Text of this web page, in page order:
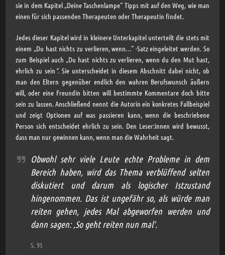
sie in dem Kapitel „Deine Taschenlampe“ Tipps mit auf den Weg, wie man
einen für sich passenden Therapeuten oder Therapeutin findet.
Jedes dieser Kapitel wird in kleinere Unterkapitel unterteilt die stets mit
einem „Du hast nichts zu verlieren, wenn…“ -Satz eingeleitet werden. So
zum Beispiel auch „Du hast nichts zu verlieren, wenn du den Mut hast,
ehrlich zu sein“. Sie unterscheidet in diesem Abschnitt dabei nicht, ob
man den Eltern gegenüber endlich den wahren Berufswunsch äußern
will, oder eine Freundin bitten will bestimmte Kommentare doch bitte
sein zu lassen. Anschließend nennt die Autorin ein konkretes Fallbeispiel
und zeigt Optionen auf was passieren kann, wenn die beschriebene
Person sich entscheidet ehrlich zu sein. Den Leser:innen wird bewusst,
dass man nur gewinnen kann, wenn man die Wahrheit sagt.
Obwohl sehr viele Leute echte Probleme in dem
Bereich haben, wird das Thema verblüffend selten
diskutiert und darum als logischer Istzustand
hingenommen. Das ist ungefähr so, als würde man
reiten gehen, jedes Mal abgeworfen werden und
dann sagen: ‚So geht reiten nun mal‘.
S. 95